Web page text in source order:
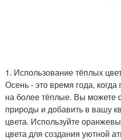
1. Использование тёплых
Осень - это время года,
на более тёплые. Вы можете
природы и добавить в вашу
цвета. Используйте
цвета для создания уютной